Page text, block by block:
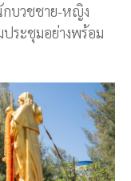
กบวชชาย-หญิง
ประชุมอย่างพร้อม